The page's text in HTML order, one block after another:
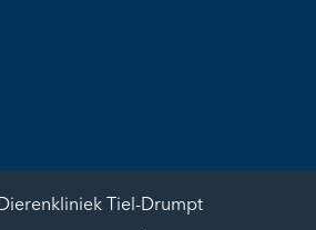
Tiel-Drumpt